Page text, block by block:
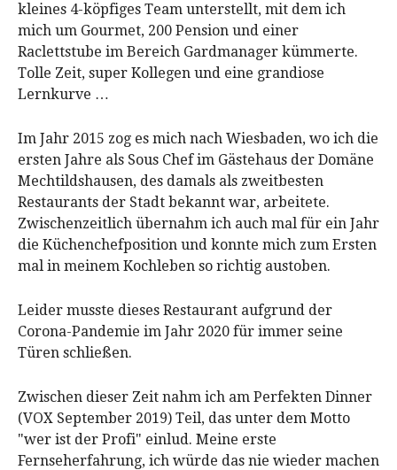
kleines 4-köpfiges Team unterstellt, mit dem ich
mich um Gourmet, 200 Pension und einer
Raclettstube im Bereich Gardmanager kümmerte.
Tolle Zeit, super Kollegen und eine grandiose
Lernkurve …
Im Jahr 2015 zog es mich nach Wiesbaden, wo ich die
ersten Jahre als Sous Chef im Gästehaus der Domäne
Mechtildshausen, des damals als zweitbesten
Restaurants der Stadt bekannt war, arbeitete.
Zwischenzeitlich übernahm ich auch mal für ein Jahr
die Küchenchefposition und konnte mich zum Ersten
mal in meinem Kochleben so richtig austoben.
Leider musste dieses Restaurant aufgrund der
Corona-Pandemie im Jahr 2020 für immer seine
Türen schließen.
Zwischen dieser Zeit nahm ich am Perfekten Dinner
(VOX September 2019) Teil, das unter dem Motto
"wer ist der Profi" einlud. Meine erste
Fernseherfahrung, ich würde das nie wieder machen